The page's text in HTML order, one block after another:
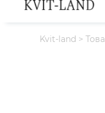
Kvit-land >